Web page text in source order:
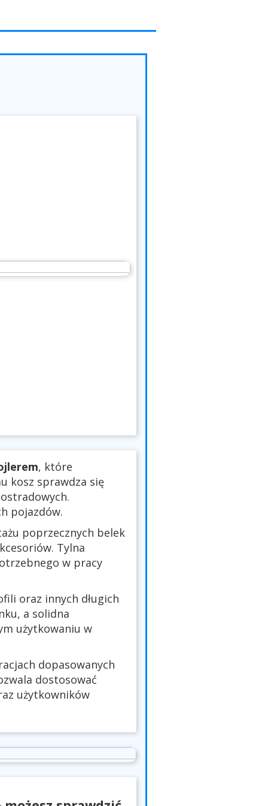
, które
kosz sprawdza się
pojazdów.
poprzecznych belek
Tylna
w pracy
oraz innych długich
a solidna
użytkowaniu w
dopasowanych
dostosować
użytkowników